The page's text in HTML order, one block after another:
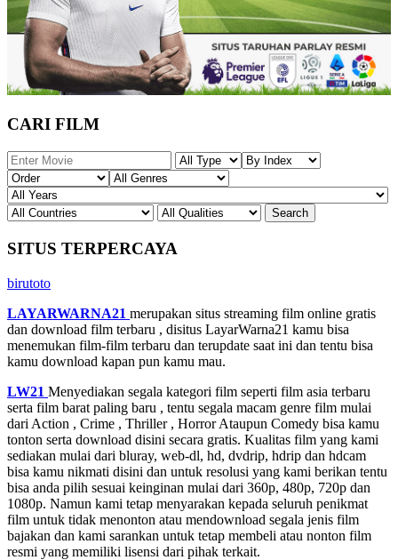
CARI FILM
SITUS TERPERCAYA
birutoto
LAYARWARNA21 merupakan situs streaming film online gratis
dan download film terbaru , disitus LayarWarna21 kamu bisa
menemukan film-film terbaru dan terupdate saat ini dan tentu bisa
kamu download kapan pun kamu mau.
LW21 Menyediakan segala kategori film seperti film asia terbaru
serta film barat paling baru , tentu segala macam genre film mulai
dari Action , Crime , Thriller , Horror Ataupun Comedy bisa kamu
tonton serta download disini secara gratis. Kualitas film yang kami
sediakan mulai dari bluray, web-dl, hd, dvdrip, hdrip dan hdcam
bisa kamu nikmati disini dan untuk resolusi yang kami berikan tentu
bisa anda pilih sesuai keinginan mulai dari 360p, 480p, 720p dan
1080p. Namun kami tetap menyarakan kepada seluruh penikmat
film untuk tidak menonton atau mendownload segala jenis film
bajakan dan kami sarankan untuk tetap membeli atau nonton film
resmi yang memiliki lisensi dari pihak terkait.